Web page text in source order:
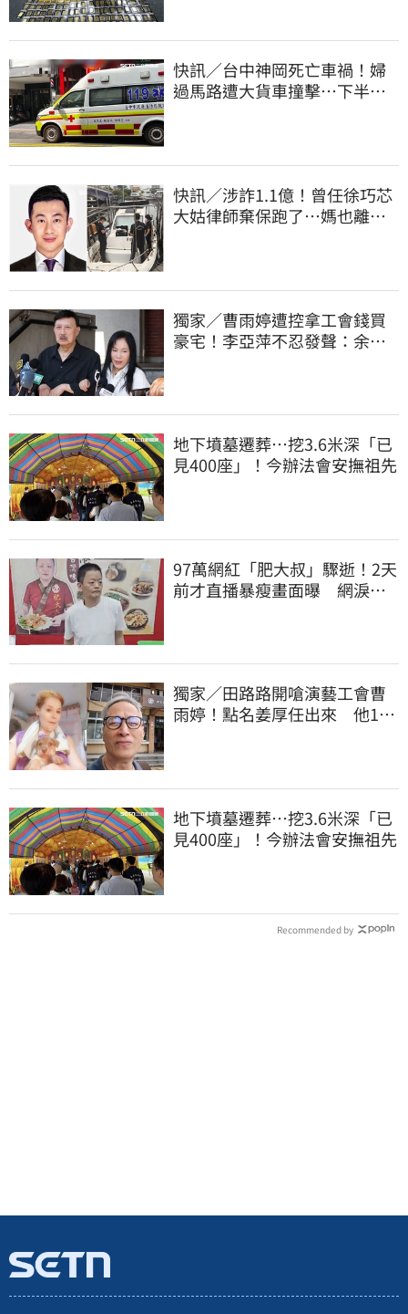
快訊／台中神岡死亡車禍！婦
過馬路遭大貨車撞擊…下半身
快訊／涉詐1.1億！曾任徐巧芯
大姑律師棄保跑了…媽也離
獨家／曹雨婷遭控拿工會錢買
豪宅！李亞萍不忍發聲：余天
地下墳墓遷葬…挖3.6米深「已
見400座」！今辦法會安撫祖先
97萬網紅「肥大叔」驟逝！2天
前才直播暴瘦畫面曝 網淚
獨家／田路路開嗆演藝工會曹
雨婷！點名姜厚任出來 他16
地下墳墓遷葬…挖3.6米深「已
見400座」！今辦法會安撫祖先
Recommended by